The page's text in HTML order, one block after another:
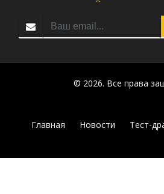
© 2026. Все права
Главная Новости Тест-